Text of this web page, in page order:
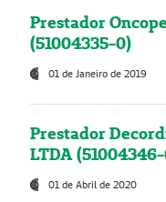
Prestador
(51004335-0)
01 de Janeiro de 2019
Prestador
LTDA
01 de Abril de 2020